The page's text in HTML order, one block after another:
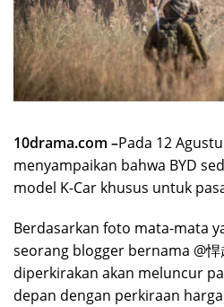
10drama.com –Pada 12
menyampaikan bahwa BYD
model K-Car khusus untuk
Berdasarkan foto mata-mata
seorang blogger bernama @
diperkirakan akan meluncur
depan dengan perkiraan